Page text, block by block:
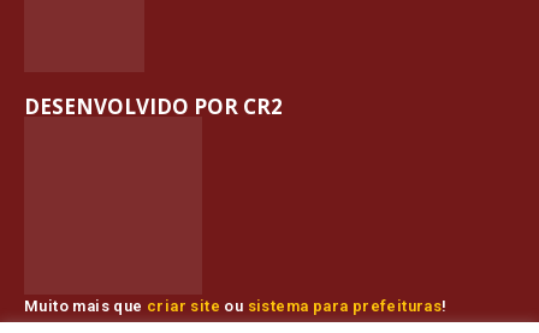
Muito mais que criar site ou sistema para prefeituras!
DESENVOLVIDO POR CR2